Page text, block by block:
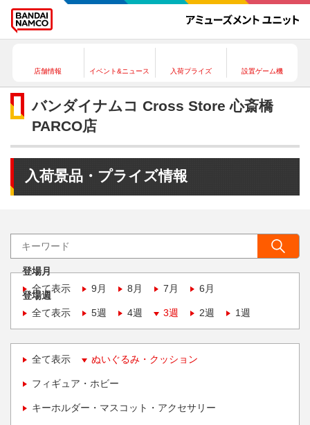
店舗情報 イベント&ニュース 入荷プライズ 設置ゲーム機
バンダイナムコ Cross Store 心斎橋
PARCO店
入荷景品・プライズ情報
登場月
全て表示
9月 8月 7月 6月
登場週
全て表示
5週 4週 3週 2週 1週
全て表示 ぬいぐるみ・クッション
フィギュア・ホビー
キーホルダー・マスコット・アクセサリー